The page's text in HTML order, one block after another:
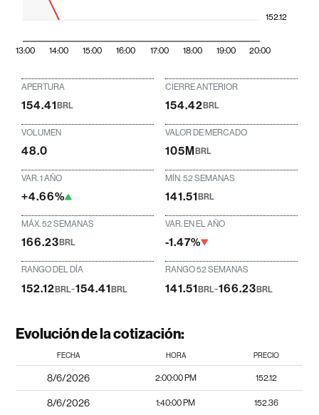
13:00 14:00 15:00 16:00 17:00 18:00 19:00 20:00
152.12
APERTURA
154.41BRL
CIERRE ANTERIOR
154.42BRL
VOLUMEN
48.0
VALOR DE MERCADO
105MBRL
VAR. 1 AÑO
+4.66%
MÍN. 52 SEMANAS
141.51BRL
MÁX. 52 SEMANAS
166.23BRL
VAR. EN EL AÑO
-1.47%
RANGO DEL DÍA
152.12BRL-154.41BRL
RANGO 52 SEMANAS
141.51 BRL-166.23 BRL
Evolución de la cotización:
FECHA HORA PRECIO
8/6/2026 2:00:00 PM 152.12
8/6/2026 1:40:00 PM 152.36